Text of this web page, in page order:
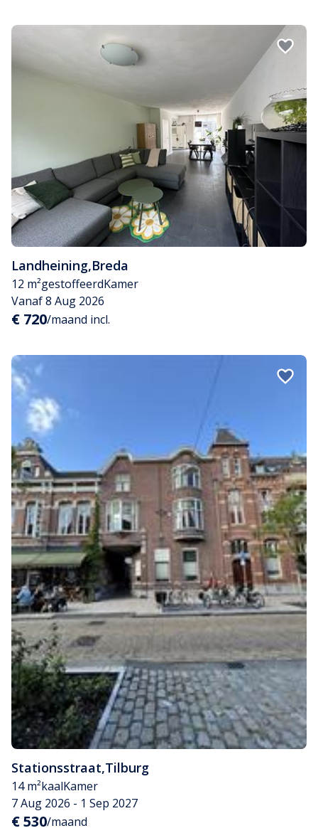
Landheining,Breda
12 m²gestoffeerdKamer
Vanaf 8 Aug 2026
€ 720/maand incl.
Stationsstraat,Tilburg
14 m²kaalKamer
7 Aug 2026 - 1 Sep 2027
€ 530/maand